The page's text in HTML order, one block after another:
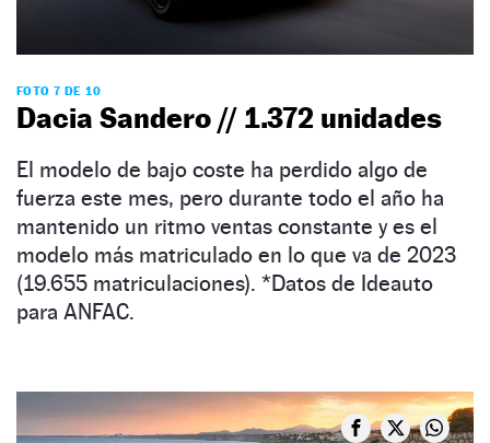
FOTO 7 DE 10
Dacia Sandero // 1.372 unidades
El modelo de bajo coste ha perdido algo de
fuerza este mes, pero durante todo el año ha
mantenido un ritmo ventas constante y es el
modelo más matriculado en lo que va de 2023
(19.655 matriculaciones). *Datos de Ideauto
para ANFAC.